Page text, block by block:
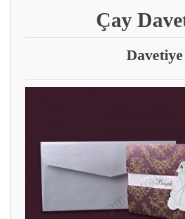
Çay
Davetiye